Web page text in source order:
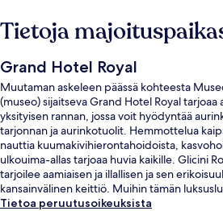
Tietoja
Grand Hotel Royal
Muutaman askeleen päässä kohteesta
(museo) sijaitseva Grand Hotel Royal
yksityisen rannan, jossa voit hyödyntää
tarjonnan ja aurinkotuolit. Hemmottelua
nauttia kuumakivihierontahoidoista,
ulkouima-allas tarjoaa huvia kaikille. Glicini
tarjoilee aamiaisen ja illallisen ja sen
kansainvälinen keittiö. Muihin tämän
kuuluvat 3 baaria/loungea, kattoterassi ja
Tietoa peruutusoikeuksista